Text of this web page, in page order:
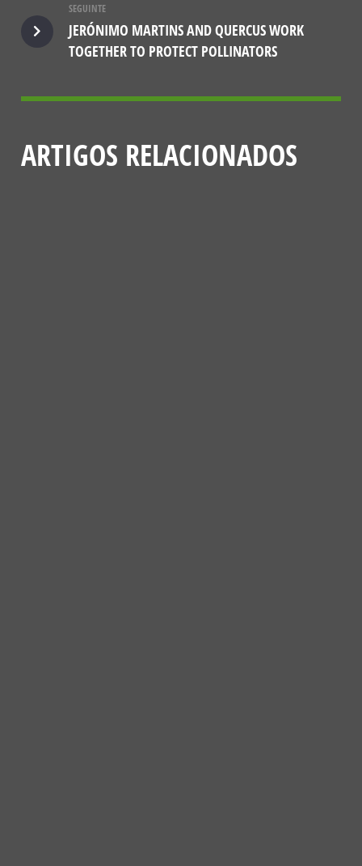
SEGUINTE
JERÓNIMO MARTINS AND QUERCUS WORK
TOGETHER TO PROTECT POLLINATORS
ARTIGOS RELACIONADOS